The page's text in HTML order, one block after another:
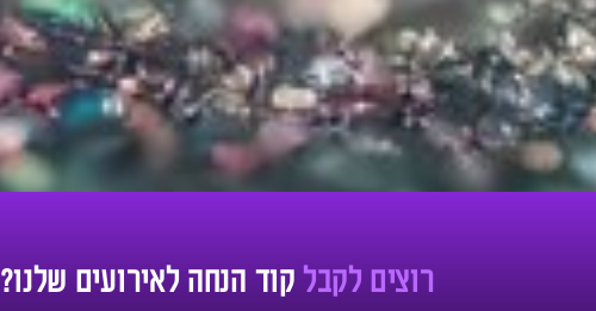
רוצים לקבל קוד הנחה לאירועים שלנו?